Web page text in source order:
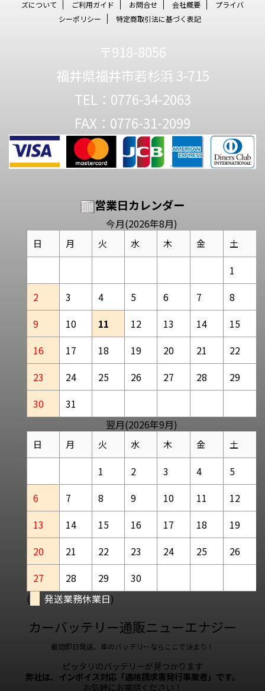
ズについて
ご利用ガイド お問合せ 会社概要
プライバ
シーポリシー
特定商取引法に基づく表記
〒918-8056
福井県福井市若杉浜 3-715
TEL：0776-34-2063
FAX：0776-31-2099
営業日カレンダー
今月(2026年8月)
日 月 火 水 木 金 土
1
2
3 4 5 6 7
8
9
10 11 12 13 14
15
16
17 18 19 20 21
22
23
24 25 26 27 28
29
30
31
翌月(2026年9月)
日 月 火 水 木 金 土
1 2 3 4
5
6
7 8 9 10 11
12
13
14 15 16 17 18
19
20
21 22 23 24 25
26
27
28 29
30
(
発送業務休業日)
カーバッテリー通販ニューエナジー
最短即日発送、車のバッテリーならここで決まり！
ピッタリのバッテリーが見つかります
弊社は、インボイス対応「適格請求書発行事業者」です。
お気軽にお電話ください！